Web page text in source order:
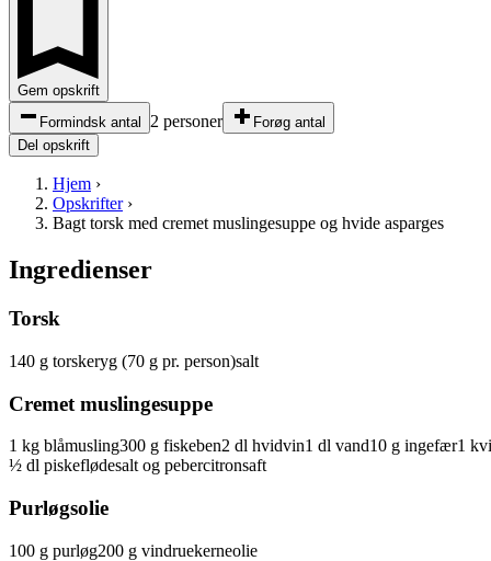
Gem opskrift
Formindsk antal
2 personer
Forøg antal
Del opskrift
Hjem ›
Opskrifter›
Bagt torsk med cremet muslingesuppe og hvide asparges
Ingredienser
Torsk
140 g torskeryg (70 g pr. person)salt
Cremet muslingesuppe
1 kg blåmusling300 g fiskeben2 dl hvidvin1 dl vand10 g ingefær1
½ dl piskeflødesalt og pebercitronsaft
Purløgsolie
100 g purløg200 g vindruekerneolie